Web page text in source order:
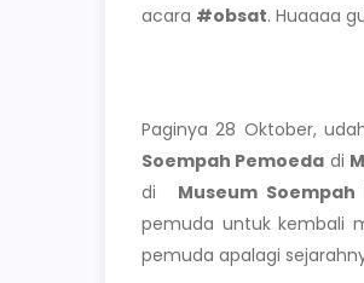
acara #obsat. Huaaaa
Paginya 28 Oktober,
Soempah Pemoeda di
di Museum Soempah
pemuda untuk kembali
pemuda apalagi